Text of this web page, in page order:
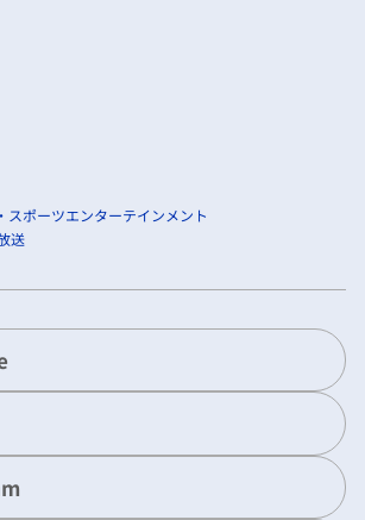
スポーツエンターテインメント
送